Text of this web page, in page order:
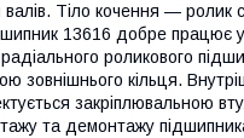
Тіло кочення — ролик
13616 добре працює у
роликового
зовнішнього кільця.
закріплювальною
та демонтажу